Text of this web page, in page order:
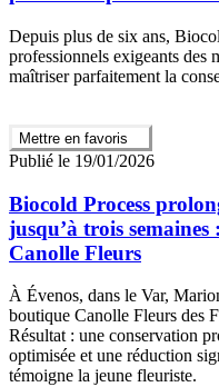
Depuis plus de six ans,
professionnels exigeants des
maîtriser parfaitement la
Mettre en favoris
Publié le 19/01/2026
Biocold Process
jusqu’à trois semaines
Canolle Fleurs
À Évenos, dans le Var,
boutique Canolle Fleurs des
Résultat : une conservation
optimisée et une réduction
témoigne la jeune fleuriste.